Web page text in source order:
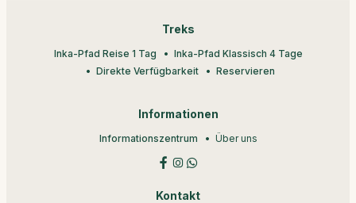
Treks
Inka-Pfad Reise 1 Tag
Inka-Pfad Klassisch 4 Tage
Direkte Verfügbarkeit
Reservieren
Informationen
Informationszentrum Über uns
Kontakt